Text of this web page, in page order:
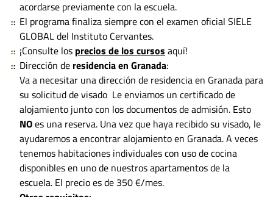
acordarse previamente con la escuela.
El programa finaliza siempre con el examen oficial SIELE
GLOBAL del Instituto Cervantes.
¡Consulte los precios de los cursos aquí!
Dirección de residencia en Granada:
Va a necesitar una dirección de residencia en Granada para
su solicitud de visado Le enviamos un certificado de
alojamiento junto con los documentos de admisión. Esto
NOes una reserva. Una vez que haya recibido su visado, le
ayudaremos a encontrar alojamiento en Granada. A veces
tenemos habitaciones individuales con uso de cocina
disponibles en uno de nuestros apartamentos de la
escuela. El precio es de 350 €/mes.